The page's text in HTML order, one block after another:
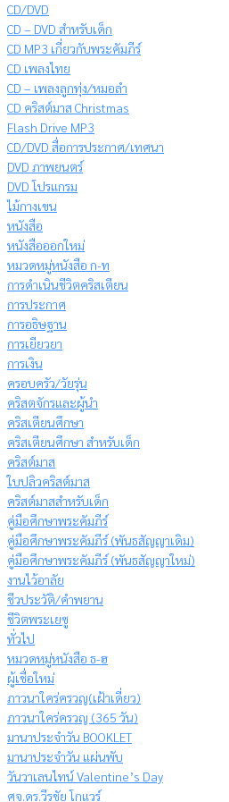
CD/DVD
CD – DVD สำหรับเด็ก
CD MP3 เกี่ยวกับพระคัมภีร์
CD เพลงไทย
CD – เพลงลูกทุ่ง/หมอลำ
CD คริสต์มาส Christmas
Flash Drive MP3
CD/DVD สื่อการประกาศ/เทศนา
DVD ภาพยนตร์
DVD โปรแกรม
ไม้กางเขน
หนังสือ
หนังสือออกใหม่
หมวดหมู่หนังสือ ก-ท
การดำเนินชีวิตคริสเตียน
การประกาศ
การอธิษฐาน
การเยียวยา
การเงิน
ครอบครัว/วัยรุ่น
คริสตจักรและผู้นำ
คริสเตียนศึกษา
คริสเตียนศึกษา สำหรับเด็ก
คริสต์มาส
ใบปลิวคริสต์มาส
คริสต์มาสสำหรับเด็ก
คู่มือศึกษาพระคัมภีร์
คู่มือศึกษาพระคัมภีร์ (พันธสัญญาเดิม)
คู่มือศึกษาพระคัมภีร์ (พันธสัญญาใหม่)
งานไว้อาลัย
ชีวประวัติ/คำพยาน
ชีวิตพระเยซู
ทั่วไป
หมวดหมู่หนังสือ ธ-ฮ
ผู้เชื่อใหม่
ภาวนาใคร่ครวญ(เฝ้าเดี่ยว)
ภาวนาใคร่ครวญ (365 วัน)
มานาประจำวัน BOOKLET
มานาประจำวัน แผ่นพับ
วันวาเลนไทน์ Valentine’s Day
ศจ.ดร.วีรชัย โกแวร์